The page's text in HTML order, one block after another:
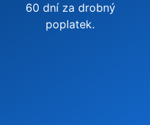
60 dní za drobný
poplatek.